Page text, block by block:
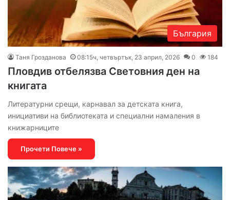
България
Таня Грозданова 08:15ч, четвъртък, 23 април, 2026 0 184
Пловдив отбелязва Световния ден на
книгата
Литературни срещи, карнавал за детската книга,
инициативи на библиотеката и специални намаления в
книжарниците
Прочети Повече »